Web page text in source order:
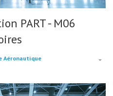
PART - M06
Aéronautique